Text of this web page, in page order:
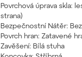
Povrchová úprava skla:
strana)
Bezpečnostní Nátěr:
Povrch hran: Zatavené
Zavěšení: Bílá stuha